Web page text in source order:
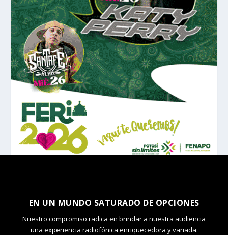
EN UN MUNDO SATURADO DE OPCIONES
Nuestro compromiso radica en brindar a nuestra audiencia
una experiencia radiofónica enriquecedora y variada.